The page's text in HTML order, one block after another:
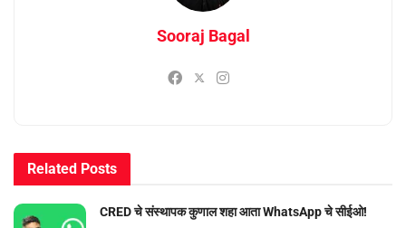
Sooraj Bagal
Related Posts
CRED चे संस्थापक कुणाल शहा आता WhatsApp चे सीईओ!